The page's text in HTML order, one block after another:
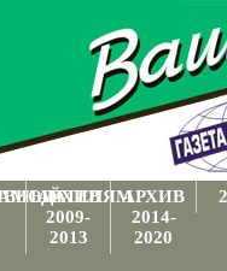
АРХИВ
2009-
2013
АРХИВ
2014-
2020